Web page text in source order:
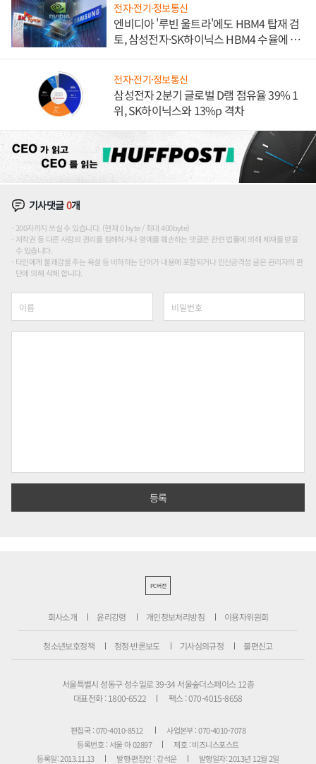
전자·전기·정보통신
엔비디아 '루빈 울트라'에도 HBM4 탑재 검
토, 삼성전자·SK하이닉스 HBM4 수율에 주
전자·전기·정보통신
삼성전자 2분기 글로벌 D램 점유율 39% 1
위, SK하이닉스와 13%p 격차
기사댓글0개
200자까지 쓰실 수 있습니다. (현재 0 byte / 최대 400byte)
저작권 등 다른 사람의 권리를 침해하거나 명예를 훼손하는 댓글은 관련 법률에 의해 제재를 받을
수 있습니다.
타인에게 불쾌감을 주는 욕설 등 비하하는 단어가 내용에 포함되거나 인신공격성 글은 관리자의 판
단에 의해 삭제 합니다.
PC버전
회사소개 윤리강령 개인정보처리방침 이용자위원회
청소년보호정책 정정·반론보도 기사심의규정 불편신고
서울특별시 성동구 성수일로 39-34 서울숲더스페이스 12층
대표전화 : 1800-6522
팩스 : 070-4015-8658
편집국 : 070-4010-8512
사업본부 : 070-4010-7078
등록번호 : 서울 아 02897
제호 : 비즈니스포스트
등록일: 2013.11.13
발행·편집인 : 강석운 발행일자: 2013년 12월 2일